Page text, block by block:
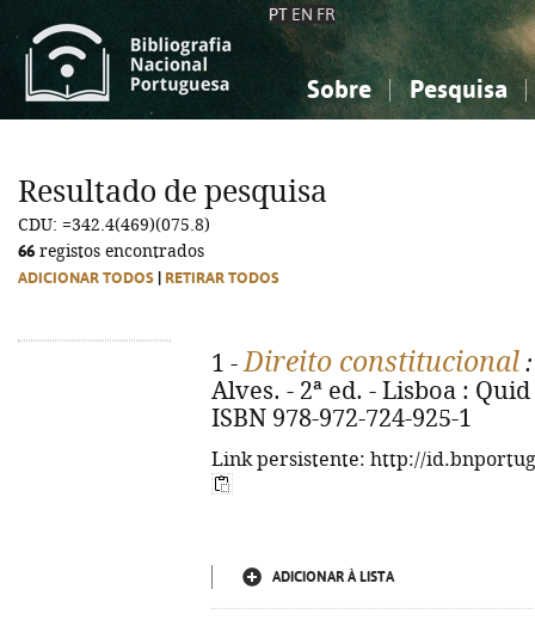
PT EN FR
Sobre Pesquisa
Ciências sociais...
Ciências sociais...
Resultado de pesquisa
CDU: =342.4(469)(075.8)
66 registos encontrados
ADICIONAR TODOS RETIRAR TODOS
1 -Direito constitucional
Alves. - 2ª ed. - Lisboa :
ISBN 978-972-724-925-1
Link persistente: http://
ADICIONAR À LISTA